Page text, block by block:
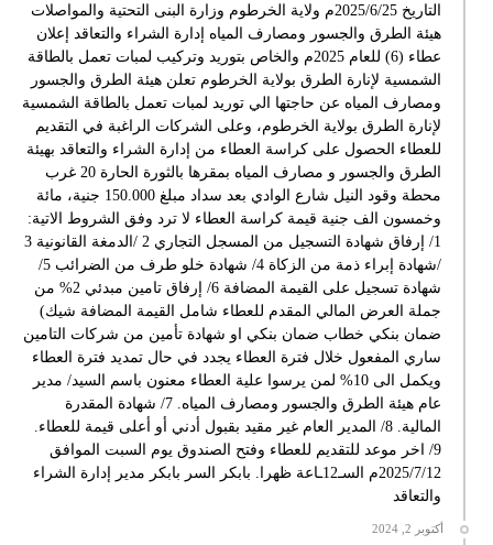
التاريخ 2025/6/25م ولاية الخرطوم وزارة البنى التحتية والمواصلات
هيئة الطرق والجسور ومصارف المياه إدارة الشراء والتعاقد إعلان
عطاء (6) للعام 2025م والخاص بتوريد وتركيب لمبات تعمل بالطاقة
الشمسية لإنارة الطرق بولاية الخرطوم تعلن هيئة الطرق والجسور
ومصارف المياه عن حاجتها الي توريد لمبات تعمل بالطاقة الشمسية
لإنارة الطرق بولاية الخرطوم، وعلى الشركات الراغبة في التقديم
للعطاء الحصول على كراسة العطاء من إدارة الشراء والتعاقد بهيئة
الطرق والجسور و مصارف المياه بمقرها بالثورة الحارة 20 غرب
محطة وقود النيل شارع الوادي بعد سداد مبلغ 150.000 جنية، مائة
وخمسون الف جنية قيمة كراسة العطاء لا ترد وفق الشروط الاتية:
1/ إرفاق شهادة التسجيل من المسجل التجاري 2 /الدمغة القانونية 3
/شهادة إبراء ذمة من الزكاة 4/ شهادة خلو طرف من الضرائب 5/
شهادة تسجيل على القيمة المضافة 6/ إرفاق تامين مبدئي 2% من
جملة العرض المالي المقدم للعطاء شامل القيمة المضافة شيك)
ضمان بنكي خطاب ضمان بنكي او شهادة تأمين من شركات التامين
ساري المفعول خلال فترة العطاء يجدد في حال تمديد فترة العطاء
ويكمل الى 10% لمن يرسوا علية العطاء معنون باسم السيد/ مدير
عام هيئة الطرق والجسور ومصارف المياه. 7/ شهادة المقدرة
المالية. 8/ المدير العام غير مقيد بقبول أدني أو أعلى قيمة للعطاء.
9/ اخر موعد للتقديم للعطاء وفتح الصندوق يوم السبت الموافق
2025/7/12م السـ12ـاعة ظهرا. بابكر السر بابكر مدير إدارة الشراء
والتعاقد
أكتوبر 2, 2024